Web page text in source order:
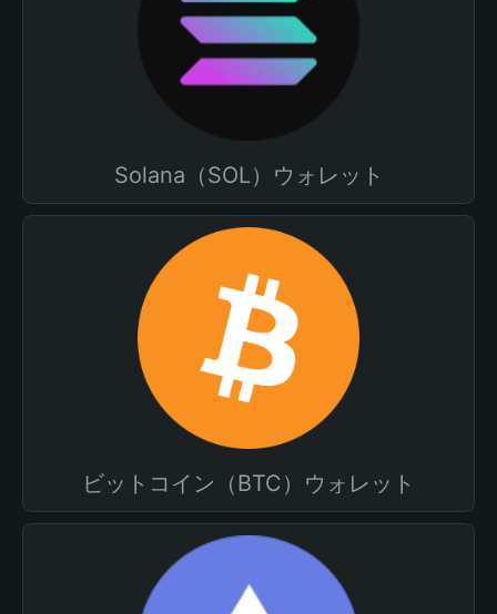
Solana（SOL）ウォレット
ビットコイン（BTC）ウォレット